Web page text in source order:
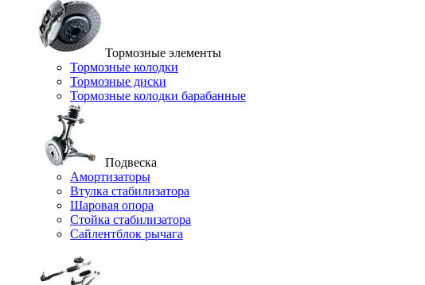
Тормозные элементы
Тормозные колодки
Тормозные диски
Тормозные колодки барабанные
Подвеска
Амортизаторы
Втулка стабилизатора
Шаровая опора
Стойка стабилизатора
Сайлентблок рычага